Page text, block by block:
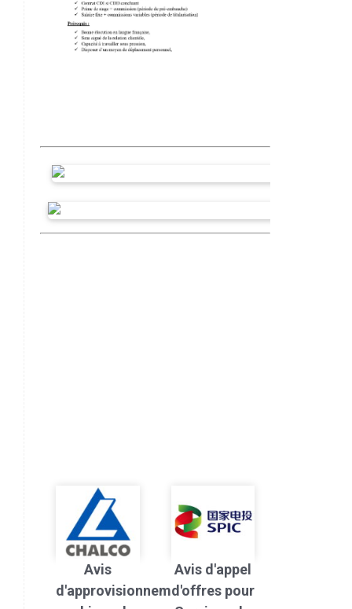
Avis
d'approvisionnement
Avis d'appel
d'offres pour